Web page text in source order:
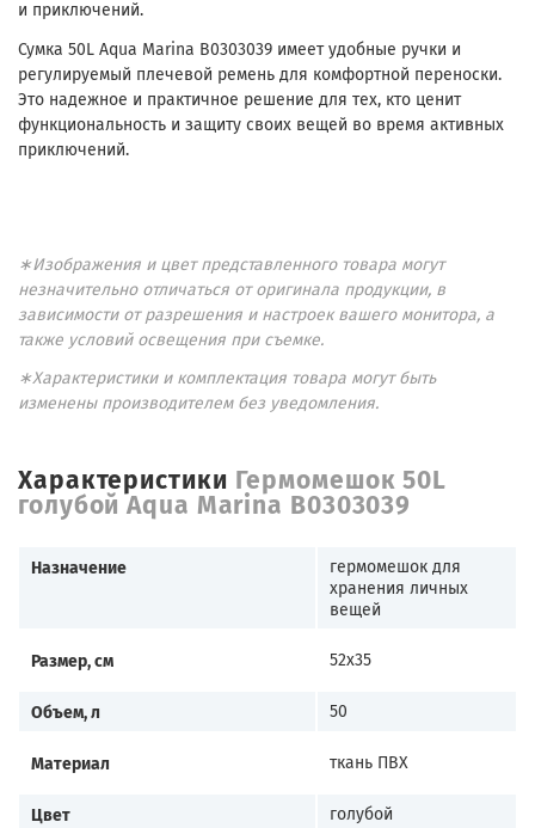
и приключений.
Сумка 50L Aqua Marina B0303039 имеет удобные ручки и
регулируемый плечевой ремень для комфортной переноски.
Это надежное и практичное решение для тех, кто ценит
функциональность и защиту своих вещей во время активных
приключений.
∗Изображения и цвет представленного товара могут
незначительно отличаться от оригинала продукции, в
зависимости от разрешения и настроек вашего монитора, а
также условий освещения при съемке.
∗Характеристики и комплектация товара могут быть
изменены производителем без уведомления.
Характеристики Гермомешок 50L
голубой Aqua Marina B0303039
Назначение
гермомешок для
хранения личных
вещей
Размер, см 52х35
Объем, л 50
Материал ткань ПВХ
Цвет голубой